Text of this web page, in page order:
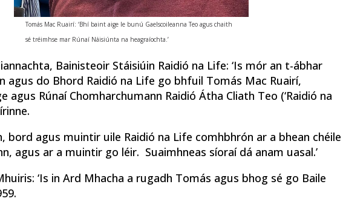
Tomás Mac Ruairí: ‘Bhí baint aige le bunú Gaelscoileanna Teo agus chaith
sé tréimhse mar Rúnaí Náisiúnta na heagraíochta.’
Bainisteoir Stáisiúin Raidió na Life: ‘Is mór an t-ábhar
agus do Bhord Raidió na Life go bhfuil Tomás Mac Ruairí,
agus Rúnaí Chomharchumann Raidió Átha Cliath Teo (‘Raidió na
bord agus muintir uile Raidió na Life comhbhrón ar a bhean chéile
agus ar a muintir go léir. Suaimhneas síoraí dá anam uasal.’
‘Is in Ard Mhacha a rugadh Tomás agus bhog sé go Baile